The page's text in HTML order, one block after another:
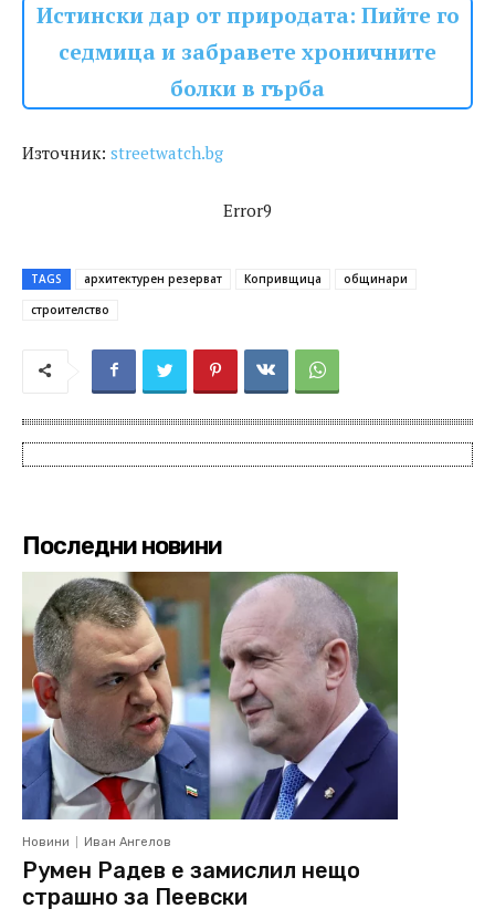
Истински дар от природата: Пийте го
седмица и забравете хроничните
болки в гърба
Източник: streetwatch.bg
Error9
TAGS архитектурен резерват Копривщица
общинари
строителство
Последни новини
Новини Иван Ангелов
Румен Радев е замислил нещо
страшно за Пеевски